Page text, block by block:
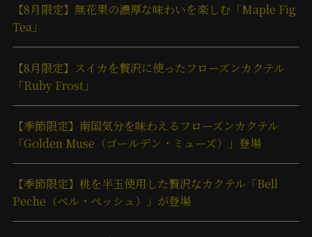
【8月限定】無花果の濃厚な味わいを楽しむ「Maple Fig
Tea」
【8月限定】スイカを贅沢に使ったフローズンカクテル
「Ruby Frost」
【季節限定】南国気分を味わえるフローズンカクテル
「Golden Muse（ゴールデン・ミューズ）」登場
【季節限定】桃を半玉使用した贅沢なカクテル「Bell
Peche（ベル・ペッシュ）」が登場